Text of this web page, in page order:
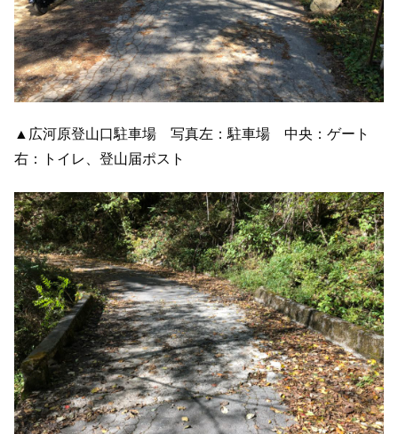
▲広河原登山口駐車場 写真左：駐車場 中央：ゲート
右：トイレ、登山届ポスト